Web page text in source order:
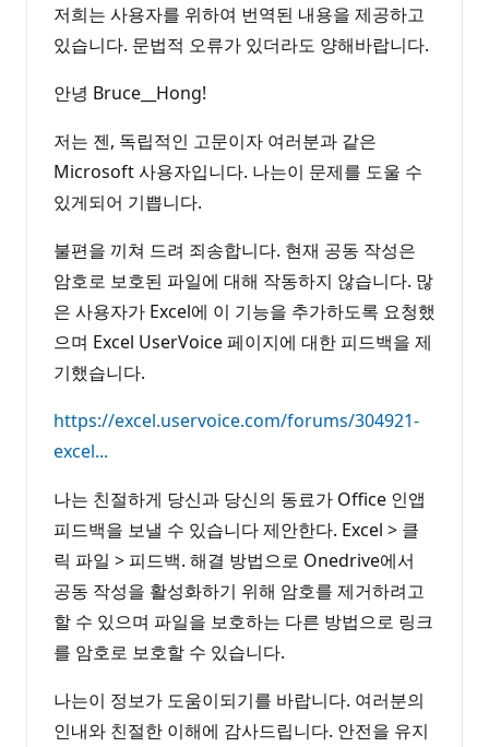
저희는 사용자를 위하여 번역된 내용을 제공하고
있습니다. 문법적 오류가 있더라도 양해바랍니다.
안녕 Bruce__Hong!
저는 젠, 독립적인 고문이자 여러분과 같은
Microsoft 사용자입니다. 나는이 문제를 도울 수
있게되어 기쁩니다.
불편을 끼쳐 드려 죄송합니다. 현재 공동 작성은
암호로 보호된 파일에 대해 작동하지 않습니다. 많
은 사용자가 Excel에 이 기능을 추가하도록 요청했
으며 Excel UserVoice 페이지에 대한 피드백을 제
기했습니다.
https://excel.uservoice.com/forums/304921-
excel...
나는 친절하게 당신과 당신의 동료가 Office 인앱
피드백을 보낼 수 있습니다 제안한다. Excel > 클
릭 파일 > 피드백. 해결 방법으로 Onedrive에서
공동 작성을 활성화하기 위해 암호를 제거하려고
할 수 있으며 파일을 보호하는 다른 방법으로 링크
를 암호로 보호할 수 있습니다.
나는이 정보가 도움이되기를 바랍니다. 여러분의
인내와 친절한 이해에 감사드립니다. 안전을 유지